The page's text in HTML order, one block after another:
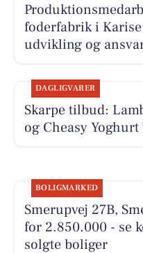
foderfabrik i
udvikling og
DAGLIGVARER
Skarpe tilbud:
og Cheasy
BOLIGMARKED
Smerupvej 27B,
for 2.850.000 - se
solgte boliger